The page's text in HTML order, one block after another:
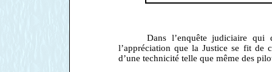
Dans l’enquête judiciaire qui
l’appréciation que la Justice se fit de
d’une technicité telle que même des